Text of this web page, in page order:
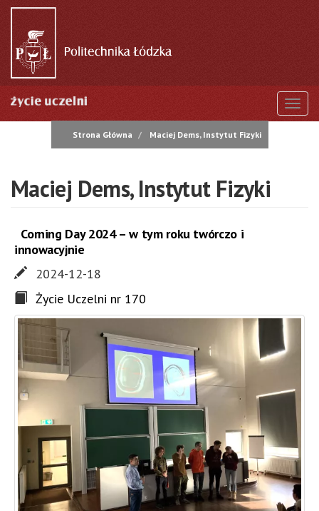
Przejdź
treści
Strona Główna Maciej Dems, Instytut Fizyki
Maciej Dems, Instytut Fizyki
Corning Day 2024 – w tym roku twórczo i
innowacyjnie
2024-12-18
Życie Uczelni nr 170